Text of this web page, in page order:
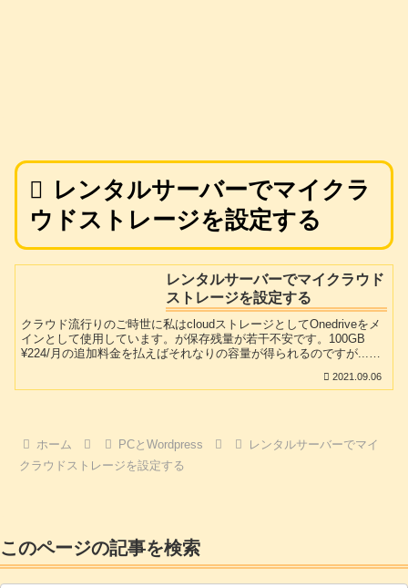
レンタルサーバーでマイクラ
ウドストレージを設定する
レンタルサーバーでマイクラウド
ストレージを設定する
クラウド流行りのご時世に私はcloudストレージとしてOnedriveをメ
インとして使用しています。が保存残量が若干不安です。100GB
¥224/月の追加料金を払えばそれなりの容量が得られるのですが...。
出る幕がありません。私はmixhostのベーシックプランを契約してい
して、ゼロ円で、そちらにマイcloudストレージを導入して使ってみ
2021.09.06
ホーム PCとWordpress
レンタルサーバーでマイ
クラウドストレージを設定する
このページの記事を検索